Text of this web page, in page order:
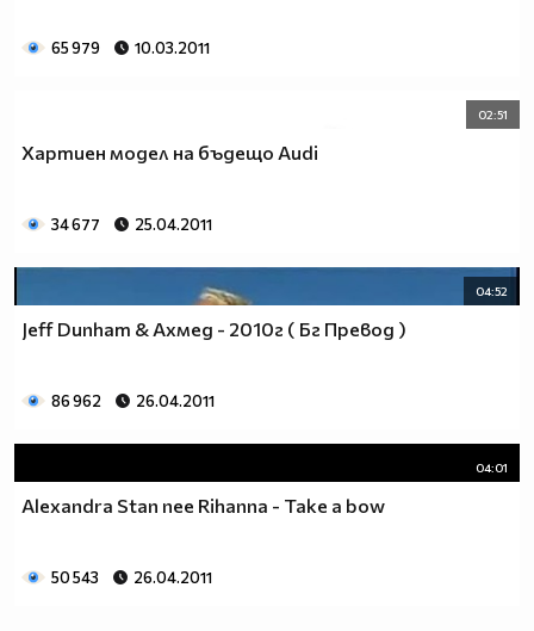
65 979 10.03.2011
02:51
Хартиен модел на бъдещо Audi
34 677 25.04.2011
04:52
Jeff Dunham & Ахмед - 2010г ( Бг Превод )
86 962 26.04.2011
04:01
Аlexandra Stan пее Rihanna - Take a bow
50 543 26.04.2011